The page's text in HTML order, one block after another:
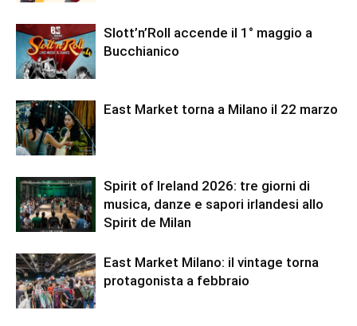
Slott’n’Roll accende il 1° maggio a
Bucchianico
East Market torna a Milano il 22 marzo
Spirit of Ireland 2026: tre giorni di
musica, danze e sapori irlandesi allo
Spirit de Milan
East Market Milano: il vintage torna
protagonista a febbraio